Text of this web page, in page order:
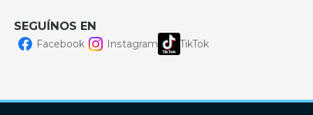
SEGUÍNOS EN
Facebook Instagram TikTok